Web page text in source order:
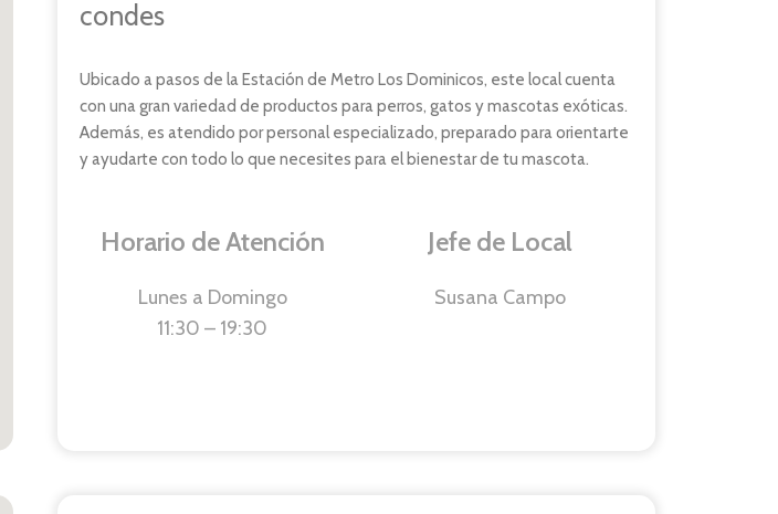
condes
Ubicado a pasos de la Estación de Metro Los Dominicos, este local cuenta
con una gran variedad de productos para perros, gatos y mascotas exóticas.
Además, es atendido por personal especializado, preparado para orientarte
y ayudarte con todo lo que necesites para el bienestar de tu mascota.
Horario de Atención
Lunes a Domingo
11:30 – 19:30
Jefe de Local
Susana Campo